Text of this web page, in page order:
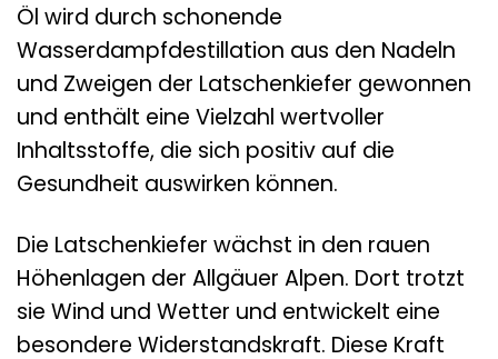
Öl wird durch schonende
Wasserdampfdestillation aus den Nadeln
und Zweigen der Latschenkiefer gewonnen
und enthält eine Vielzahl wertvoller
Inhaltsstoffe, die sich positiv auf die
Gesundheit auswirken können.
Die Latschenkiefer wächst in den rauen
Höhenlagen der Allgäuer Alpen. Dort trotzt
sie Wind und Wetter und entwickelt eine
besondere Widerstandskraft. Diese Kraft